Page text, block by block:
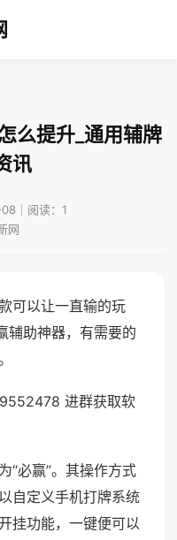
么提升_通用辅牌
讯
｜阅读：1
网
可以让一直输的玩
辅助神器，有需要的
进群获取软
“必赢”。其操作方式
自定义手机打牌系统
挂功能，一键便可以